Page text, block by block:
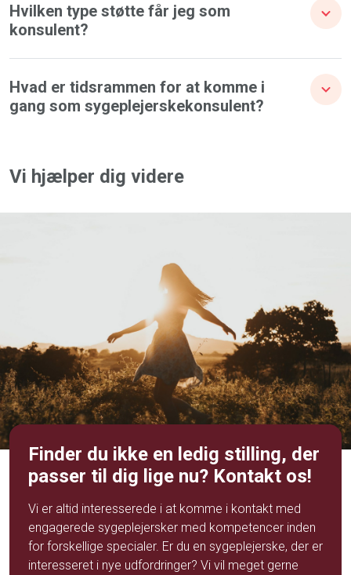
Hvilken type støtte får jeg som
konsulent?
Hvad er tidsrammen for at komme i
gang som sygeplejerskekonsulent?
Vi hjælper dig videre
Finder du ikke en ledig stilling, der
passer til dig lige nu? Kontakt os!
Vi er altid interesserede i at komme i kontakt med
engagerede sygeplejersker med kompetencer inden
for forskellige specialer. Er du en sygeplejerske, der er
interesseret i nye udfordringer? Vi vil meget gerne